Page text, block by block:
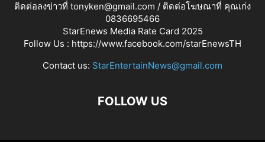
ติดต่อลงข่าวที่ tonyken@gmail.com / ติดต่อโฆษณาที่ คุณเก่ง
0836695466
StarEnews Media Rate Card 2025
Follow Us : https://www.facebook.com/starEnewsTH
Contact us: StarEntertainNews@gmail.com
FOLLOW US